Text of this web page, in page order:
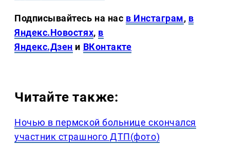
Подписывайтесь на нас в Инстаграм, в
Яндекс.Новостях, в
Яндекс.Дзен и ВКонтакте
Читайте также:
Ночью в пермской больнице скончался
участник страшного ДТП(фото)